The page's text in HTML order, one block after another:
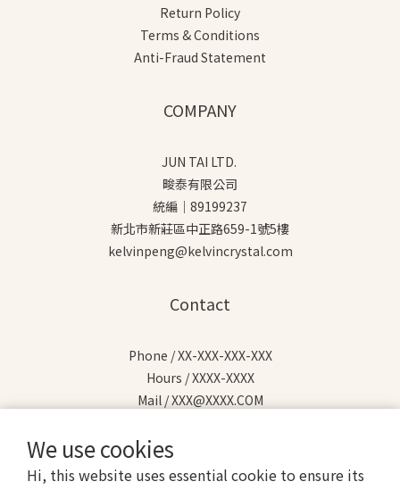
We use cookies
Hi, this website uses essential cookie to ensure its
Return Policy
Terms & Conditions
Anti-Fraud Statement
COMPANY
JUN TAI LTD.
畯泰有限公司
統編｜89199237
新北市新莊區中正路659-1號5樓
kelvinpeng@kelvincrystal.com
Contact
Phone / XX-XXX-XXX-XXX
Hours / XXXX-XXXX
Mail / XXX@XXXX.COM